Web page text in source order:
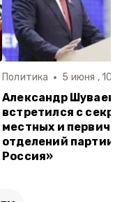
Политика 5 июня ,
Александр Шуваев
встретился с
местных и
отделений партии
Россия»